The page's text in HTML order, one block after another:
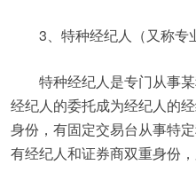
3、特种经纪人（又称专
特种经纪人是专门从事
经纪人的委托成为经纪人的
身份，有固定交易台从事特
有经纪人和证券商双重身份，